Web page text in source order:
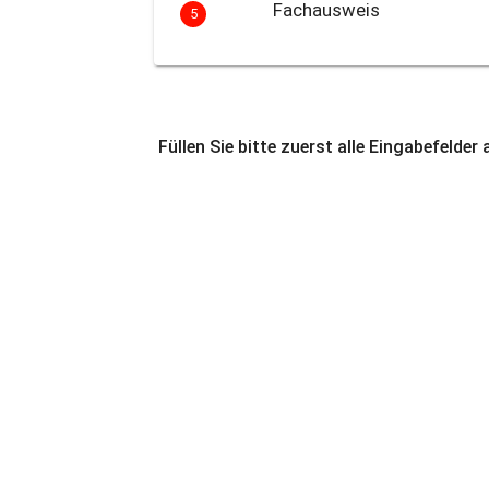
5 Fachausweis
Füllen Sie bitte zuerst alle Eingabefelder